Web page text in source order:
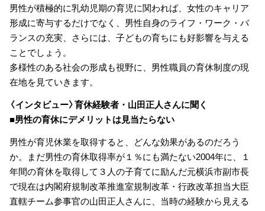
男性が積極的に乳幼児期の育児に関われば、女性のキャリア
形成に寄与するだけでなく、男性自身のライフ・ワーク・バ
ランスの充実、さらには、子どもの育ちにも好影響を与える
ことでしょう。
多様性のある社会の形成も視野に、男性職員の育休制度の現
在地を見ていきます。
〈インタビュー〉育休経験者・山田正人さんに聞く
■男性の育休にデメリットは見当たらない
男性が育児休業を取得すると、どんな効果があるのだろう
か。まだ男性の育休取得率が１％にも満たない2004年に、１
年間の育休を取得して３人の子育てに励んだ元横浜市副市長
で現在は内閣府規制改革推進室規制改革・行政改革担当大臣
直轄チーム参事官の山田正人さんに、当時の経験から見える